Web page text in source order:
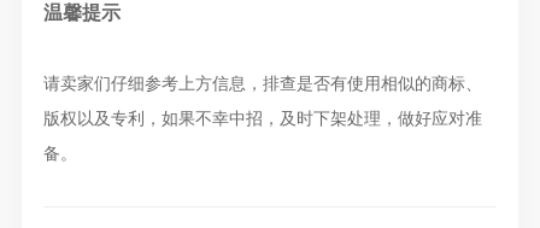
温馨提示
请卖家们仔细参考上方信息，排查是否有使用相似的商标、
版权以及专利，如果不幸中招，及时下架处理，做好应对准
备。